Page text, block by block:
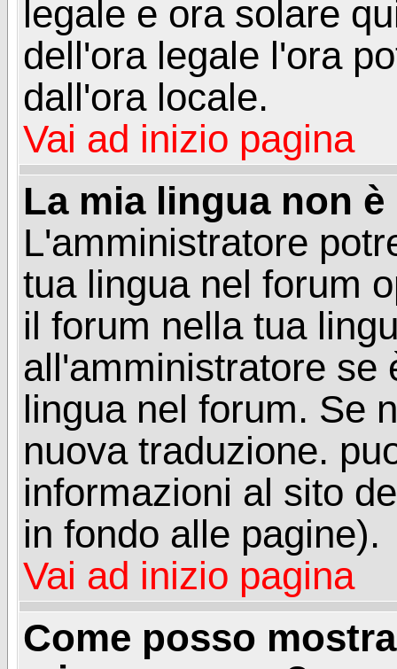
legale e ora solare
dell'ora legale l'ora
dall'ora locale.
Vai ad inizio pagina
La mia lingua non
L'amministratore
tua lingua nel forum
il forum nella tua
all'amministratore se
lingua nel forum. Se
nuova traduzione.
informazioni al sito
in fondo alle pagine).
Vai ad inizio pagina
Come posso